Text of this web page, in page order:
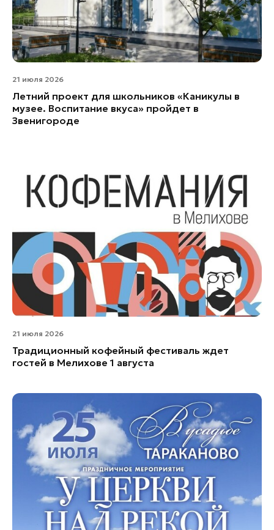
21 июля 2026
Летний проект для школьников «Каникулы в
музее. Воспитание вкуса» пройдет в
Звенигороде
21 июля 2026
Традиционный кофейный фестиваль ждет
гостей в Мелихове 1 августа